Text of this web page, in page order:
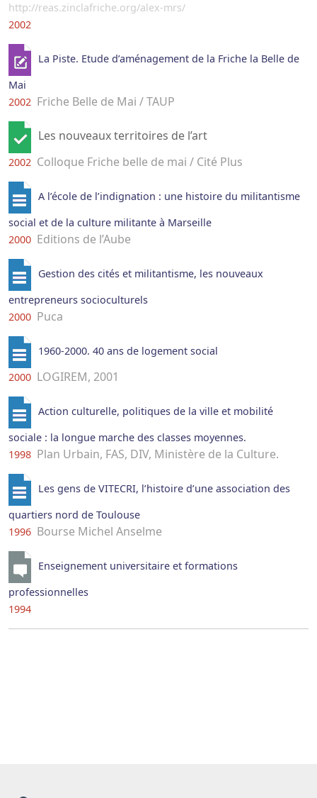
http://reas.zinclafriche.org/alex-mrs/
2002
La Piste. Etude d’aménagement de la Friche la Belle de
Mai
2002 Friche Belle de Mai / TAUP
Les nouveaux territoires de l’art
2002 Colloque Friche belle de mai / Cité Plus
A l’école de l’indignation : une histoire du militantisme
social et de la culture militante à Marseille
2000 Editions de l’Aube
Gestion des cités et militantisme, les nouveaux
entrepreneurs socioculturels
2000 Puca
1960-2000. 40 ans de logement social
2000 LOGIREM, 2001
Action culturelle, politiques de la ville et mobilité
sociale : la longue marche des classes moyennes.
1998 Plan Urbain, FAS, DIV, Ministère de la Culture.
Les gens de VITECRI, l’histoire d’une association des
quartiers nord de Toulouse
1996 Bourse Michel Anselme
Enseignement universitaire et formations
professionnelles
1994